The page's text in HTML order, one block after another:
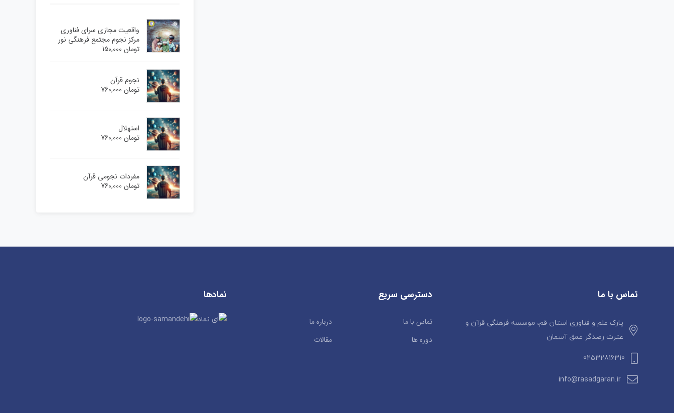
واقعیت مجازی سرای فناوری
مرکز نجوم مجتمع فرهنگی نور
تومان
نجوم قرآن
تومان
استهلال
تومان
مفردات نجومی قرآن
تومان
تماس با ما
پارک علم و فناوری استان قم، موسسه فرهنگی قرآن و
عترت رصدگر عمق آسمان
02532816310
info@rasadgaran.ir
دسترسی سریع
تماس با ما
درباره ما
دوره ها
مقالات
نمادها